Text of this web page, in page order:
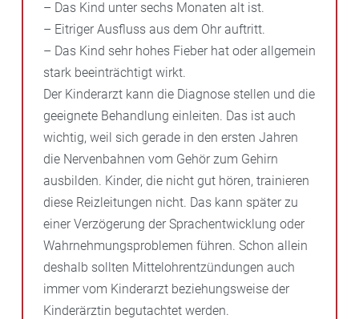
– Das Kind unter sechs Monaten alt ist.
– Eitriger Ausfluss aus dem Ohr auftritt.
– Das Kind sehr hohes Fieber hat oder allgemein
stark beeinträchtigt wirkt.
Der Kinderarzt kann die Diagnose stellen und die
geeignete Behandlung einleiten. Das ist auch
wichtig, weil sich gerade in den ersten Jahren
die Nervenbahnen vom Gehör zum Gehirn
ausbilden. Kinder, die nicht gut hören, trainieren
diese Reizleitungen nicht. Das kann später zu
einer Verzögerung der Sprachentwicklung oder
Wahrnehmungsproblemen führen. Schon allein
deshalb sollten Mittelohrentzündungen auch
immer vom Kinderarzt beziehungsweise der
Kinderärztin begutachtet werden.